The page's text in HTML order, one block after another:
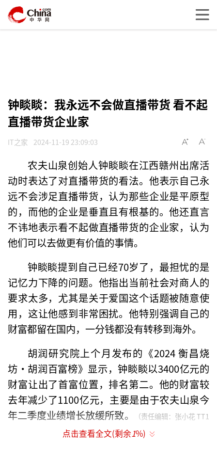
钟睒睒：我永远不会做直播带货 看不起
直播带货企业家
IT之家 2024-11-19 23:09:03
农夫山泉创始人钟睒睒在江西赣州出席活
动时表达了对直播带货的看法。他表示自己永
远不会涉足直播带货，认为那些企业是平原型
的，而他的企业是垂直且有根基的。他还直言
不讳地表示看不起做直播带货的企业家，认为
他们可以去做更有价值的事情。
钟睒睒提到自己已经70岁了，最担忧的是
记忆力下降的问题。他指出当前社会对商人的
要求太多，尤其是关于爱国这个话题被随意使
用，这让他感到非常困扰。他特别强调自己的
财富都留在国内，一分钱都没有转移到海外。
胡润研究院上个月发布的《2024 衡昌烧
坊・胡润百富榜》显示，钟睒睒以3400亿元的
财富让出了首富位置，排名第二。他的财富较
去年减少了1100亿元，主要是由于农夫山泉今
年二季度业绩增长放缓所致。
（责任编辑：张小花 TT1
点击查看全文(剩余1%)